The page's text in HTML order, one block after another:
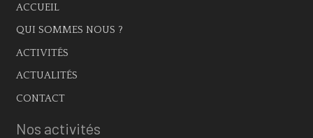
ACCUEIL
QUI SOMMES NOUS ?
ACTIVITÉS
ACTUALITÉS
CONTACT
Nos activités